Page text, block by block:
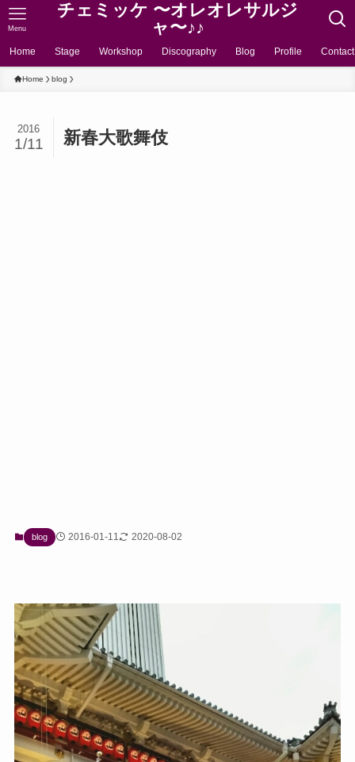
チェミッケ 〜オレオレサルジ
ャ〜♪♪
Menu
Home Stage Workshop Discography Blog Profile Contact
Home blog
新春大歌舞伎
2016
1/11
blog 2016-01-11 2020-08-02